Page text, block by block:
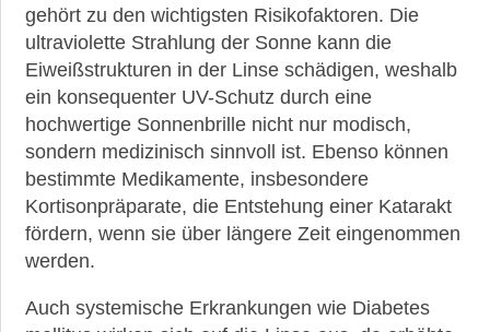
gehört zu den wichtigsten Risikofaktoren. Die
ultraviolette Strahlung der Sonne kann die
Eiweißstrukturen in der Linse schädigen, weshalb
ein konsequenter UV-Schutz durch eine
hochwertige Sonnenbrille nicht nur modisch,
sondern medizinisch sinnvoll ist. Ebenso können
bestimmte Medikamente, insbesondere
Kortisonpräparate, die Entstehung einer Katarakt
fördern, wenn sie über längere Zeit eingenommen
werden.
Auch systemische Erkrankungen wie Diabetes